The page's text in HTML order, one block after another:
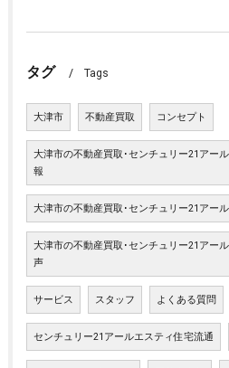
タグ Tags
大津市 不動産買取 コンセプト
大津市の不動産買取･センチュリー21アー
報
大津市の不動産買取･センチュリー21アー
大津市の不動産買取･センチュリー21アー
声
サービス スタッフ よくある質問
センチュリー21アールエスティ住宅流通